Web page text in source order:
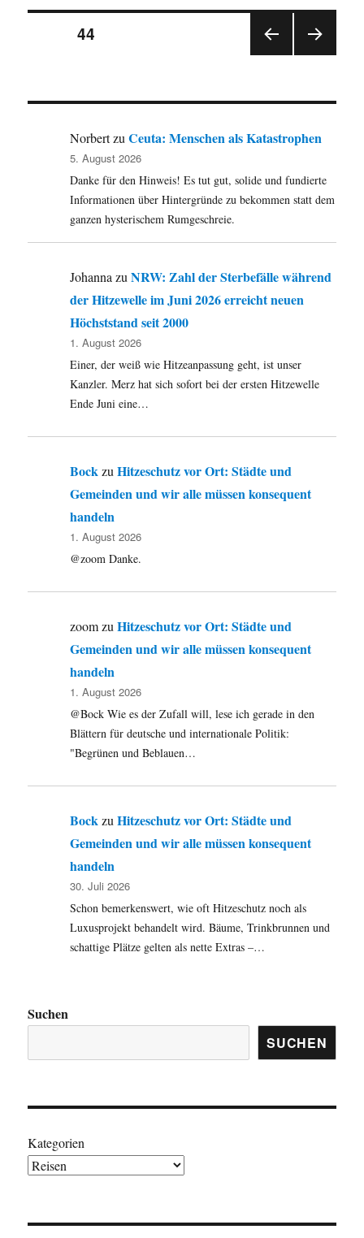
St.
Landungsbrücken
Seitennummerierung
Beiträge
SEIT
SEITE44
E
NorbertzuCeuta: Menschen als Katastrophen
5. August 2026
Danke für den Hinweis! Es tut gut, solide und fundierte
Informationen über Hintergründe zu bekommen statt dem
ganzen hysterischem Rumgeschreie.
Johanna zuNRW: Zahl der Sterbefälle während
der Hitzewelle im Juni 2026 erreicht neuen
Höchststand seit 2000
1. August 2026
Einer, der weiß wie Hitzeanpassung geht, ist unser
Kanzler. Merz hat sich sofort bei der ersten Hitzewelle
Ende Juni eine…
BockzuHitzeschutz vor Ort: Städte und
Gemeinden und wir alle müssen konsequent
handeln
1. August 2026
@zoom Danke.
zoomzuHitzeschutz vor Ort: Städte und
Gemeinden und wir alle müssen konsequent
handeln
1. August 2026
@Bock Wie es der Zufall will, lese ich gerade in den
Blättern für deutsche und internationale Politik:
"Begrünen und Beblauen…
BockzuHitzeschutz vor Ort: Städte und
Gemeinden und wir alle müssen konsequent
handeln
30. Juli 2026
Schon bemerkenswert, wie oft Hitzeschutz noch als
Luxusprojekt behandelt wird. Bäume, Trinkbrunnen und
schattige Plätze gelten als nette Extras –…
Suchen
SUCHEN
Kategorien